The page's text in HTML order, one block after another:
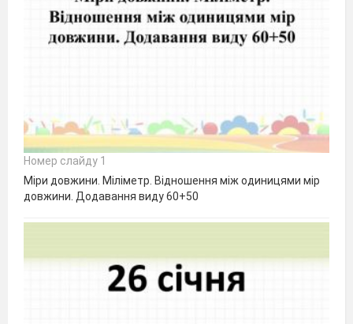
Номер слайду 1
Міри довжини. Міліметр. Відношення між одиницями мір
довжини. Додавання виду 60+50